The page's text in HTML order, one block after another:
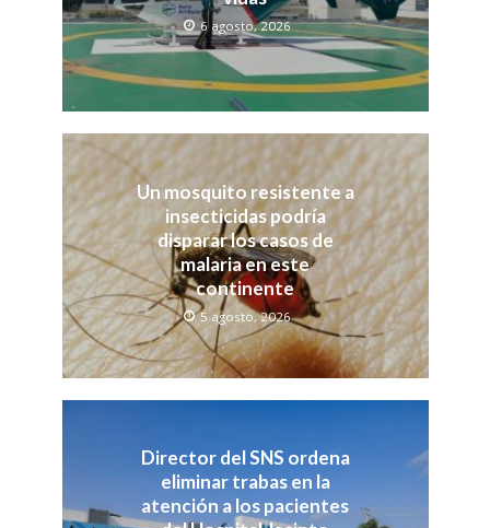
6 agosto, 2026
Un mosquito resistente a
insecticidas podría
disparar los casos de
malaria en este
continente
5 agosto, 2026
Director del SNS ordena
eliminar trabas en la
atención a los pacientes